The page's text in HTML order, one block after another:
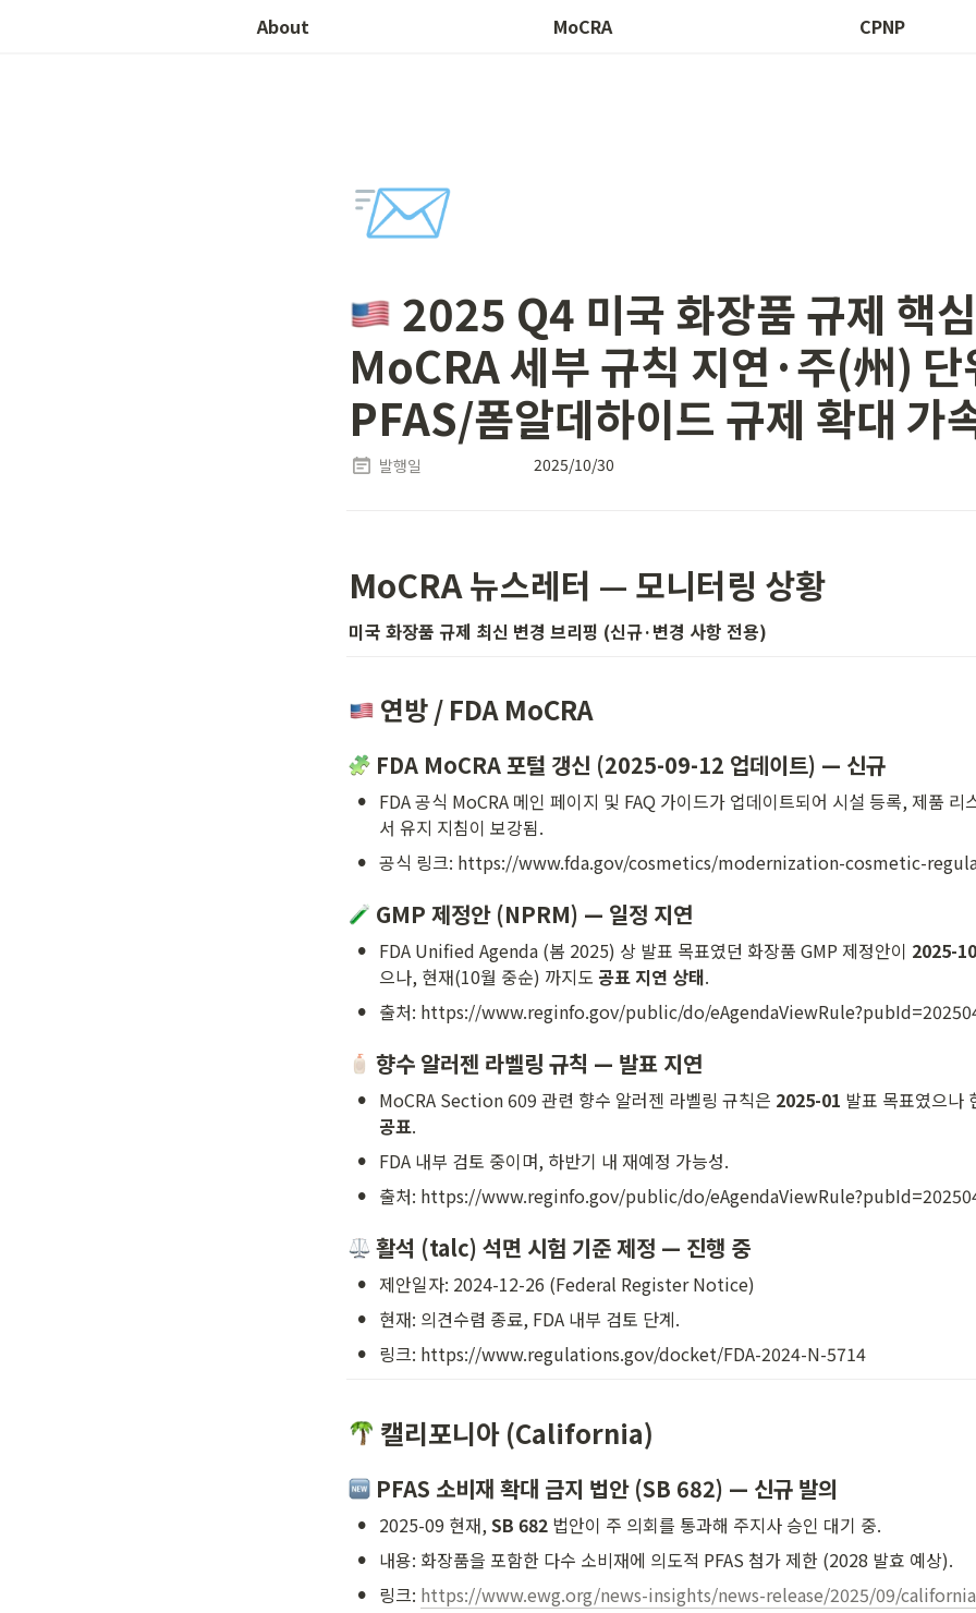
About MoCRA CPNP
📨
2025 Q4 미국 화장품 규제 핵
MoCRA 세부 규칙 지연·주(州) 단
PFAS/폼알데하이드 규제 확대 가
발행일 2025/10/30
MoCRA 뉴스레터 — 모니터링 상황
미국 화장품 규제 최신 변경 브리핑 (신규·변경 사항 전용)
연방 / FDA MoCRA
FDA MoCRA 포털 갱신 (2025-09-12 업데이트) — 신규
• FDA 공식 MoCRA 메인 페이지 및 FAQ 가이드가 업데이트되어 시설 등록, 제품 리
서 유지 지침이 보강됨.
• 공식 링크: https://www.fda.gov/cosmetics/modernization-cosmetic-
GMP 제정안 (NPRM) — 일정 지연
• FDA Unified Agenda (봄 2025) 상 발표 목표였던 화장품 GMP 제정안이 2025-10
으나, 현재(10월 중순) 까지도 공표 지연 상태.
• 출처: https://www.reginfo.gov/public/do/
향수 알러젠 라벨링 규칙 — 발표 지연
• MoCRA Section 609 관련 향수 알러젠 라벨링 규칙은 2025-01 발표 목표였으나
공표.
• FDA 내부 검토 중이며, 하반기 내 재예정 가능성.
• 출처: https://www.reginfo.gov/public/do/
활석 (talc) 석면 시험 기준 제정 — 진행 중
• 제안일자: 2024-12-26 (Federal Register Notice)
• 현재: 의견수렴 종료, FDA 내부 검토 단계.
• 링크: https://www.regulations.gov/docket/FDA-2024-N-5714
캘리포니아 (California)
PFAS 소비재 확대 금지 법안 (SB 682) — 신규 발의
• 2025-09 현재, SB 682 법안이 주 의회를 통과해 주지사 승인 대기 중.
• 내용: 화장품을 포함한 다수 소비재에 의도적 PFAS 첨가 제한 (2028 발효 예상).
• 링크: https://www.ewg.org/news-insights/news-release/2025/09/